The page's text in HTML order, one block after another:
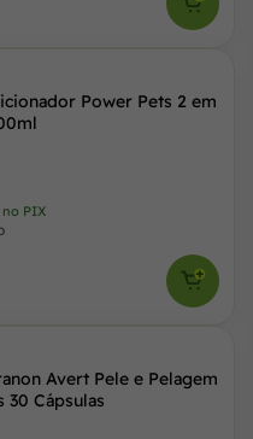
Power Pets 2 em
no PIX
Avert Pele e Pelagem
30 Cápsulas